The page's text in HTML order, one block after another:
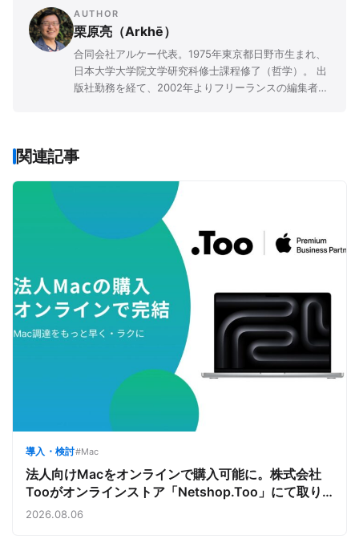
AUTHOR
栗原亮（Arkhē）
合同会社アルケー代表。1975年東京都日野市生まれ、
日本大学大学院文学研究科修士課程修了（哲学）。 出
版社勤務を経て、2002年よりフリーランスの編集者兼
薬」などを連載中。
関連記事
導入・検討#Mac
法人向けMacをオンラインで購入可能に。株式会社
Tooがオンラインストア「Netshop.Too」にて取り
扱いをスタート。デバイス調達の手間を減らし、スピ
2026.08.06